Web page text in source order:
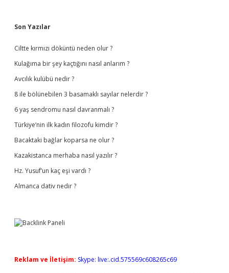
Sidebar
Son Yazılar
Ciltte kırmızı döküntü neden olur ?
Kulağıma bir şey kaçtığını nasıl anlarım ?
Avcılık kulübü nedir ?
8 ile bölünebilen 3 basamaklı sayılar nelerdir ?
6 yaş sendromu nasıl davranmalı ?
Türkiye’nin ilk kadın filozofu kimdir ?
Bacaktaki bağlar koparsa ne olur ?
Kazakistanca merhaba nasıl yazılır ?
Hz. Yusuf’un kaç eşi vardı ?
Almanca dativ nedir ?
Reklam ve İletişim: Skype: live:.cid.575569c608265c69